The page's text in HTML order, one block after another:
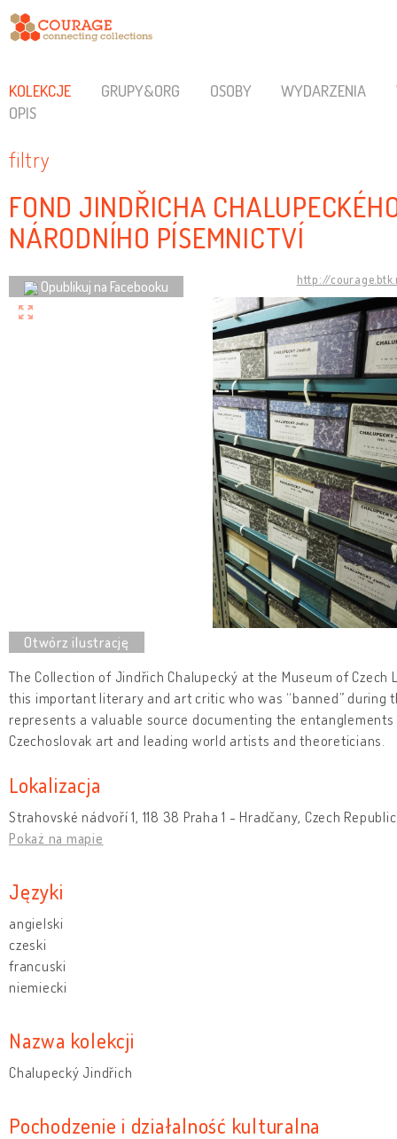
KOLEKCJE GRUPY&ORG OSOBY WYDARZENIA
OPIS
filtry
FOND JINDŘICHA
NÁRODNÍHO PÍSEMNICTVÍ
http://
Opublikuj na Facebooku
The Collection of Jindřich Chalupecký at the Museum of
this important literary and art critic who was “banned” during
represents a valuable source documenting the
Czechoslovak art and leading world artists and theoreticians.
Lokalizacja
Strahovské nádvoří 1, 118 38 Praha 1 - Hradčany, Czech Republic
Pokaż na mapie
Języki
angielski
czeski
francuski
niemiecki
Nazwa kolekcji
Chalupecký Jindřich
Pochodzenie i działalność kulturalna